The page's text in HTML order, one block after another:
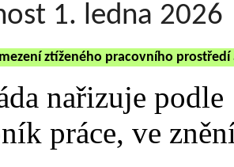
1. ledna 2026
ztíženého pracovního
podle §
práce, ve